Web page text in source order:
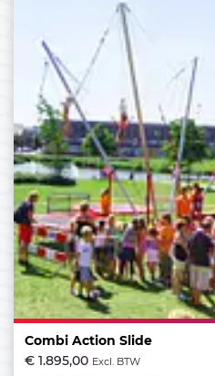
Combi Action Slide
€ 1.895,00 Excl. BTW